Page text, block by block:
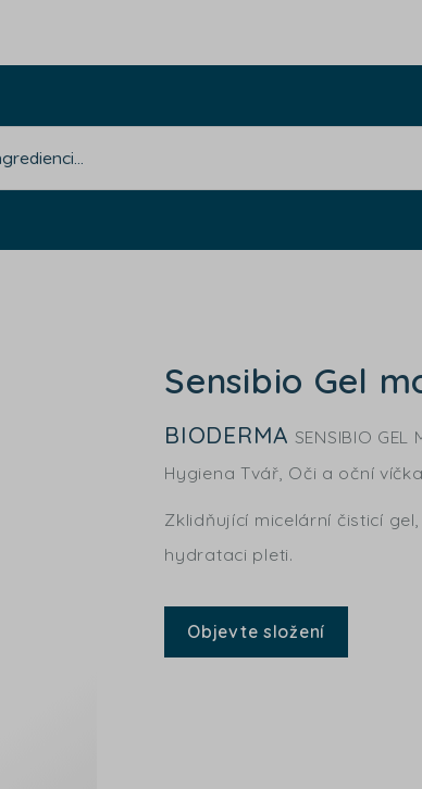
Sensibio Gel
BIODERMA SENSIBIO GEL
Hygiena Tvář, Oči a oční víčka
Zklidňující micelární čisticí
hydrataci pleti.
Objevte složení